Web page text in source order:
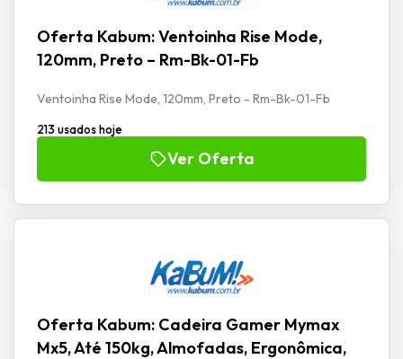
Oferta Kabum: Ventoinha Rise Mode,
120mm, Preto – Rm-Bk-01-Fb
Ventoinha Rise Mode, 120mm, Preto - Rm-Bk-01-Fb
213 usados hoje
Ver Oferta
Oferta Kabum: Cadeira Gamer Mymax
Mx5, Até 150kg, Almofadas, Ergonômica,